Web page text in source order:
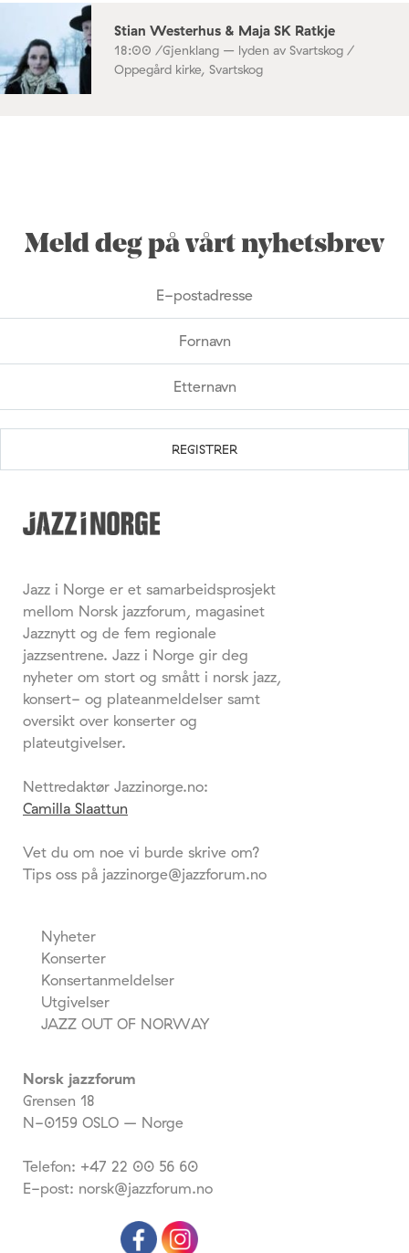
Stian Westerhus & Maja SK Ratkje
18:00 /Gjenklang – lyden av Svartskog /
Oppegård kirke, Svartskog
Meld deg på vårt nyhetsbrev
Jazz i Norge er et samarbeidsprosjekt
mellom Norsk jazzforum, magasinet
Jazznytt og de fem regionale
jazzsentrene. Jazz i Norge gir deg
nyheter om stort og smått i norsk jazz,
konsert- og plateanmeldelser samt
oversikt over konserter og
plateutgivelser.
Nettredaktør Jazzinorge.no:
Camilla Slaattun
Vet du om noe vi burde skrive om?
Tips oss på jazzinorge@jazzforum.no
Nyheter
Konserter
Konsertanmeldelser
Utgivelser
JAZZ OUT OF NORWAY
Norsk jazzforum
Grensen 18
N-0159 OSLO – Norge
Telefon: +47 22 00 56 60
E-post: norsk@jazzforum.no